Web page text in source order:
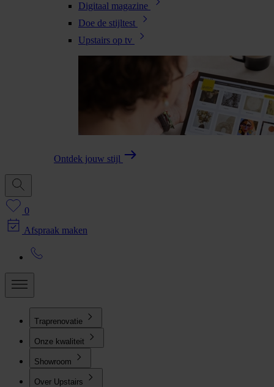
Digitaal magazine
Doe de stijltest
Upstairs op tv
Ontdek jouw stijl
0
Afspraak maken
Traprenovatie
Onze kwaliteit
Showroom
Over Upstairs